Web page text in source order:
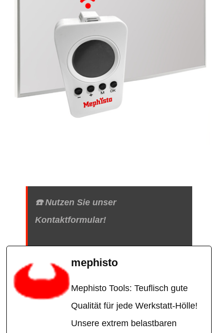
☎️ Nutzen Sie unser
Kontaktformular!
mephisto
Mephisto Tools: Teuflisch gute
Qualität für jede Werkstatt-Hölle!
Unsere extrem belastbaren